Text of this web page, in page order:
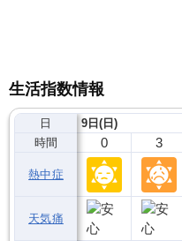
生活指数情報
日
時間
熱中症
天気痛
9日(日)
0 3